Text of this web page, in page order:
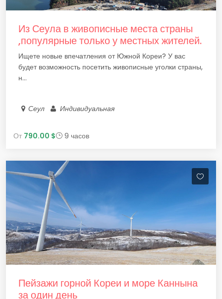
Из Сеула в живописные места страны
,популярные только у местных жителей.
Ищете новые впечатления от Южной Кореи? У вас
будет возможность посетить живописные уголки страны,
н...
Сеул Индивидуальная
От 790.00 $ 9 часов
Пейзажи горной Кореи и море Каннына
за один день